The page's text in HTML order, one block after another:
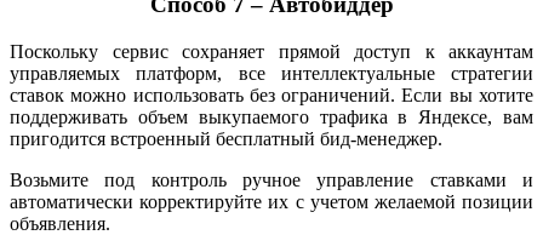
Поскольку сервис сохраняет прямой доступ к аккаунтам
управляемых платформ, все интеллектуальные стратегии
ставок можно использовать без ограничений. Если вы хотите
поддерживать объем выкупаемого трафика в Яндексе, вам
пригодится встроенный бесплатный бид-менеджер.
Возьмите под контроль ручное управление ставками и
автоматически корректируйте их с учетом желаемой позиции
объявления.